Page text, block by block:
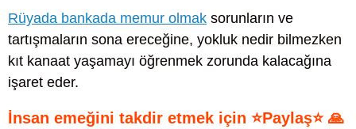
Rüyada bankada memur olmak sorunların ve
tartışmaların sona ereceğine, yokluk nedir bilmezken
kıt kanaat yaşamayı öğrenmek zorunda kalacağına
işaret eder.
İnsan emeğini takdir etmek için ⭐Paylaş⭐ 🙏